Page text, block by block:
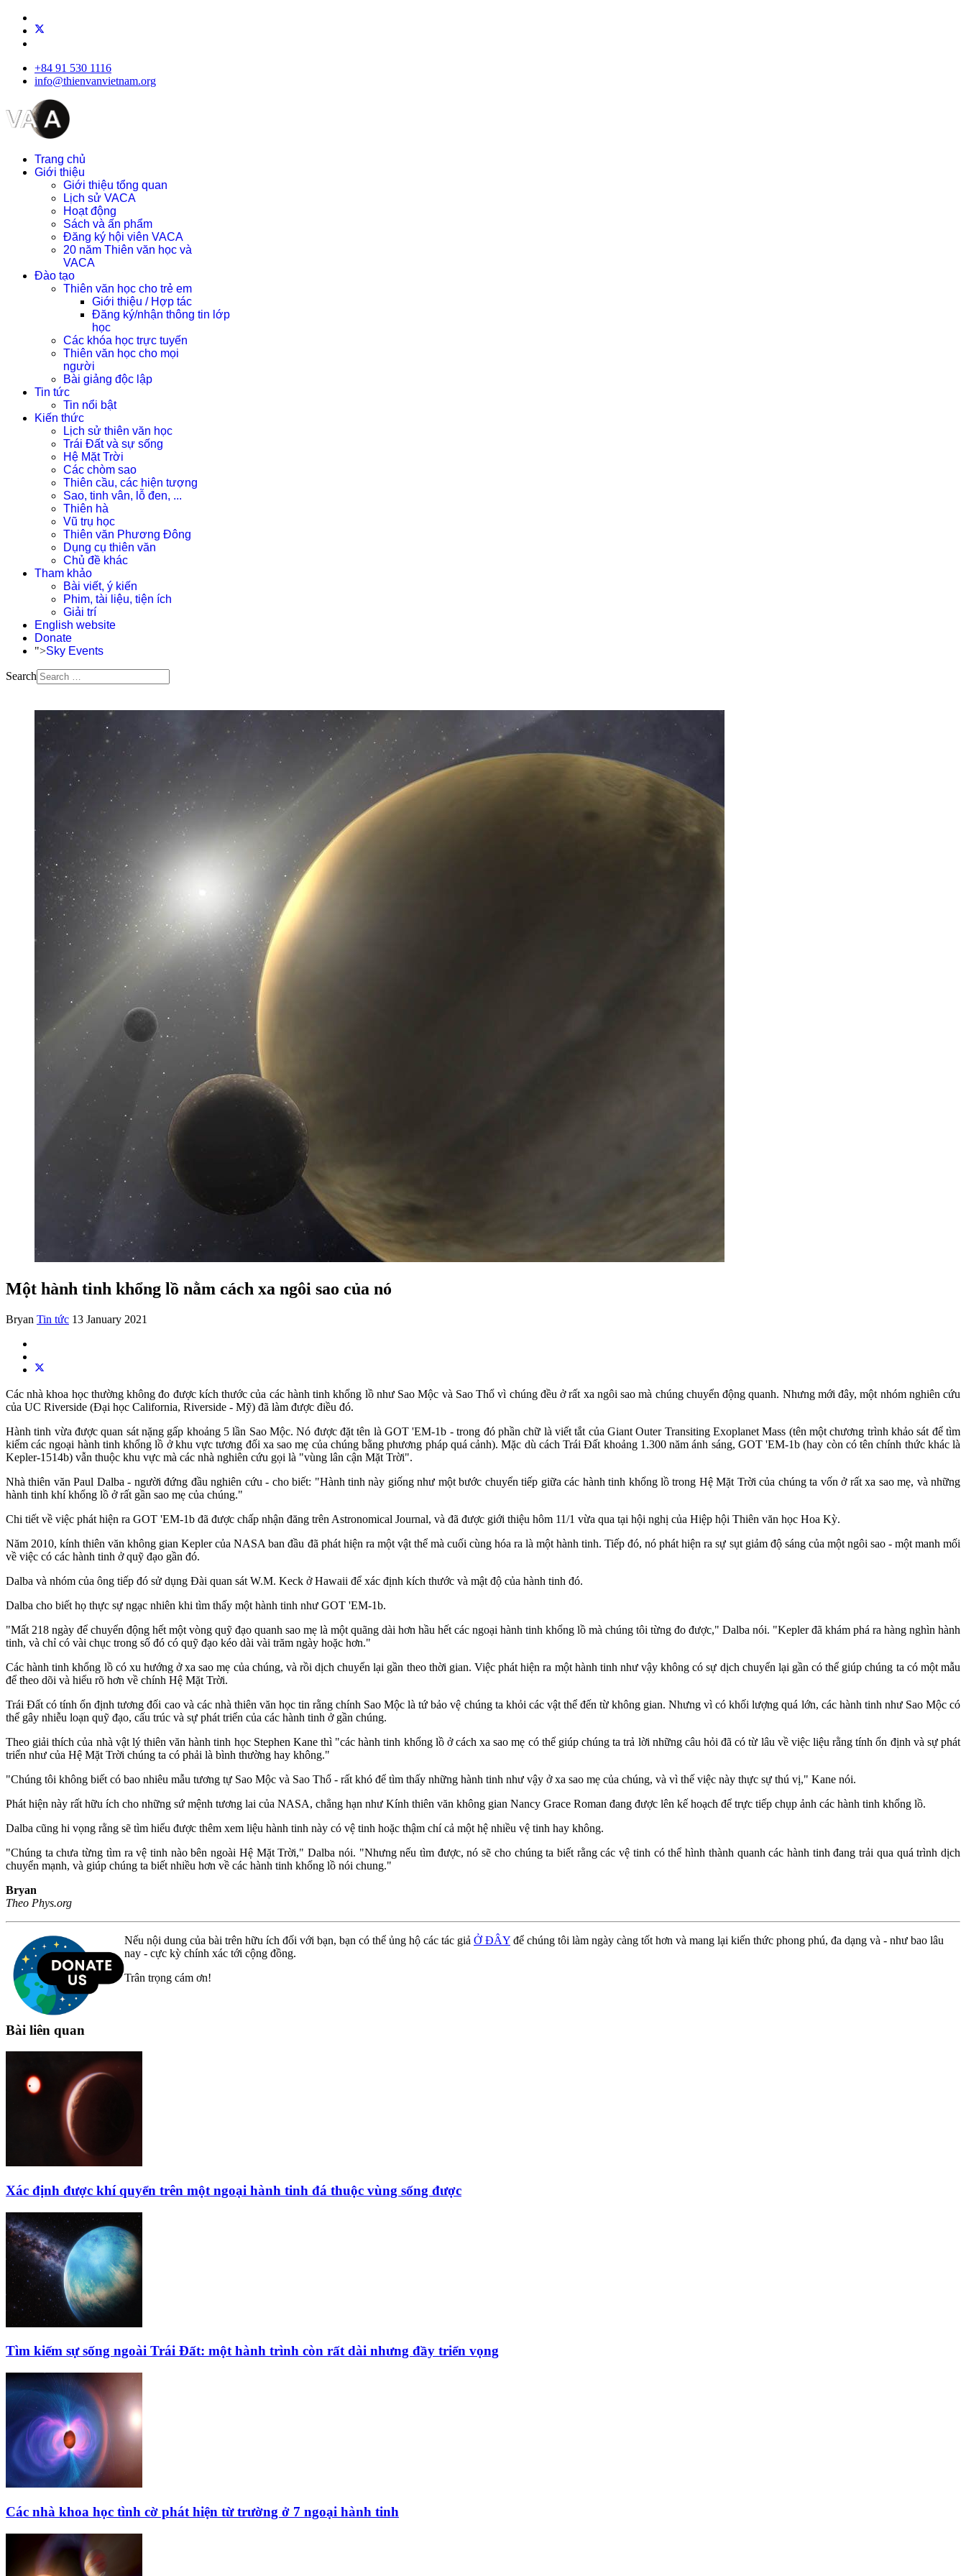
+84 91 530 1116
info@thienvanvietnam.org
Trang chủ
Giới thiệu
Giới thiệu tổng quan
Lịch sử VACA
Hoạt động
Sách và ấn phẩm
Đăng ký hội viên VACA
20 năm Thiên văn học và
VACA
Đào tạo
Thiên văn học cho trẻ em
Giới thiệu / Hợp tác
Đăng ký/nhận thông tin lớp
học
Các khóa học trực tuyến
Thiên văn học cho mọi
người
Bài giảng độc lập
Tin tức
Tin nổi bật
Kiến thức
Lịch sử thiên văn học
Trái Đất và sự sống
Hệ Mặt Trời
Các chòm sao
Thiên cầu, các hiện tượng
Sao, tinh vân, lỗ đen, ...
Thiên hà
Vũ trụ học
Thiên văn Phương Đông
Dụng cụ thiên văn
Chủ đề khác
Tham khảo
Bài viết, ý kiến
Phim, tài liệu, tiện ích
Giải trí
English website
Donate
">Sky Events
Search
Một hành tinh khổng lồ nằm cách xa ngôi sao của nó
Bryan Tin tức 13 January 2021
Các nhà khoa học thường không đo được kích thước của các hành tinh khổng lồ như Sao Mộc và Sao Thổ vì chúng đều ở rất xa ngôi sao mà chúng chuyển động quanh. Nhưng mới đây, một nhóm nghiên cứu
của UC Riverside (Đại học California, Riverside - Mỹ) đã làm được điều đó.
Hành tinh vừa được quan sát nặng gấp khoảng 5 lần Sao Mộc. Nó được đặt tên là GOT 'EM-1b - trong đó phần chữ là viết tắt của Giant Outer Transiting Exoplanet Mass (tên một chương trình khảo sát để tìm
kiếm các ngoại hành tinh khổng lồ ở khu vực tương đối xa sao mẹ của chúng bằng phương pháp quá cảnh). Mặc dù cách Trái Đất khoảng 1.300 năm ánh sáng, GOT 'EM-1b (hay còn có tên chính thức khác là
Kepler-1514b) vẫn thuộc khu vực mà các nhà nghiên cứu gọi là "vùng lân cận Mặt Trời".
Nhà thiên văn Paul Dalba - người đứng đầu nghiên cứu - cho biết: "Hành tinh này giống như một bước chuyển tiếp giữa các hành tinh khổng lồ trong Hệ Mặt Trời của chúng ta vốn ở rất xa sao mẹ, và những
hành tinh khí khổng lồ ở rất gần sao mẹ của chúng."
Chi tiết về việc phát hiện ra GOT 'EM-1b đã được chấp nhận đăng trên Astronomical Journal, và đã được giới thiệu hôm 11/1 vừa qua tại hội nghị của Hiệp hội Thiên văn học Hoa Kỳ.
Năm 2010, kính thiên văn không gian Kepler của NASA ban đầu đã phát hiện ra một vật thể mà cuối cùng hóa ra là một hành tinh. Tiếp đó, nó phát hiện ra sự sụt giảm độ sáng của một ngôi sao - một manh mối
về việc có các hành tinh ở quỹ đạo gần đó.
Dalba và nhóm của ông tiếp đó sử dụng Đài quan sát W.M. Keck ở Hawaii để xác định kích thước và mật độ của hành tinh đó.
Dalba cho biết họ thực sự ngạc nhiên khi tìm thấy một hành tinh như GOT 'EM-1b.
"Mất 218 ngày để chuyển động hết một vòng quỹ đạo quanh sao mẹ là một quãng dài hơn hầu hết các ngoại hành tinh khổng lồ mà chúng tôi từng đo được," Dalba nói. "Kepler đã khám phá ra hàng nghìn hành
tinh, và chỉ có vài chục trong số đó có quỹ đạo kéo dài vài trăm ngày hoặc hơn."
Các hành tinh khổng lồ có xu hướng ở xa sao mẹ của chúng, và rồi dịch chuyển lại gần theo thời gian. Việc phát hiện ra một hành tinh như vậy không có sự dịch chuyển lại gần có thể giúp chúng ta có một mẫu
để theo dõi và hiểu rõ hơn về chính Hệ Mặt Trời.
Trái Đất có tính ổn định tương đối cao và các nhà thiên văn học tin rằng chính Sao Mộc là tứ bảo vệ chúng ta khỏi các vật thể đến từ không gian. Nhưng vì có khối lượng quá lớn, các hành tinh như Sao Mộc có
thể gây nhiễu loạn quỹ đạo, cấu trúc và sự phát triển của các hành tinh ở gần chúng.
Theo giải thích của nhà vật lý thiên văn hành tinh học Stephen Kane thì "các hành tinh khổng lồ ở cách xa sao mẹ có thể giúp chúng ta trả lời những câu hỏi đã có từ lâu về việc liệu rằng tính ổn định và sự phát
triển như của Hệ Mặt Trời chúng ta có phải là bình thường hay không."
"Chúng tôi không biết có bao nhiêu mẫu tương tự Sao Mộc và Sao Thổ - rất khó để tìm thấy những hành tinh như vậy ở xa sao mẹ của chúng, và vì thế việc này thực sự thú vị," Kane nói.
Phát hiện này rất hữu ích cho những sứ mệnh tương lai của NASA, chẳng hạn như Kính thiên văn không gian Nancy Grace Roman đang được lên kế hoạch để trực tiếp chụp ảnh các hành tinh khổng lồ.
Dalba cũng hi vọng rằng sẽ tìm hiểu được thêm xem liệu hành tinh này có vệ tinh hoặc thậm chí cả một hệ nhiều vệ tinh hay không.
"Chúng ta chưa từng tìm ra vệ tinh nào bên ngoài Hệ Mặt Trời," Dalba nói. "Nhưng nếu tìm được, nó sẽ cho chúng ta biết rằng các vệ tinh có thể hình thành quanh các hành tinh đang trải qua quá trình dịch
chuyển mạnh, và giúp chúng ta biết nhiều hơn về các hành tinh khổng lồ nói chung."
Bryan
Theo Phys.org
Nếu nội dung của bài trên hữu ích đối với bạn, bạn có thể ủng hộ các tác giả Ở ĐÂY để chúng tôi làm ngày càng tốt hơn và mang lại kiến thức phong phú, đa dạng và - như bao lâu
nay - cực kỳ chính xác tới cộng đồng.
Trân trọng cám ơn!
Bài liên quan
Xác định được khí quyển trên một ngoại hành tinh đá thuộc vùng sống được
Tìm kiếm sự sống ngoài Trái Đất: một hành trình còn rất dài nhưng đầy triển vọng
Các nhà khoa học tình cờ phát hiện từ trường ở 7 ngoại hành tinh